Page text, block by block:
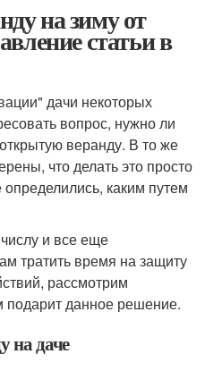
на зиму от
статьи в
дачи некоторых
вопрос, нужно ли
веранду. В то же
что делать это просто
каким путем
и все еще
тратить время на защиту
рассмотрим
данное решение.
на даче